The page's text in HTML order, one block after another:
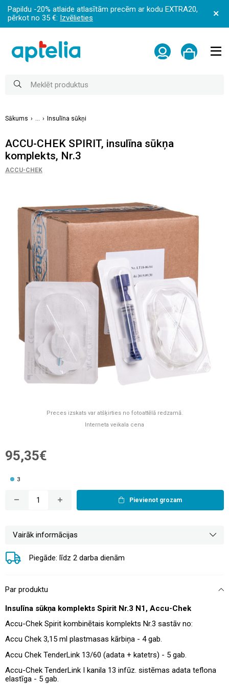
Papildu -20% atlaide atlasītām precēm ar kodu EXTRA20,
pērkot no 35 €: Izvēlieties
Sākums Insulīna sūkņi
ACCU-CHEK SPIRIT, insulīna sūkņa
komplekts, Nr.3
ACCU-CHEK
Preces izskats var atšķirties no fotoattēlā redzamā.
Interneta veikala cena
95,35€
3
Pievienot grozam
Vairāk informācijas
Piegāde: līdz 2 darba dienām
Par produktu
Insulīna sūkņa komplekts Spirit Nr.3 N1, Accu-Chek
Accu-Chek Spirit kombinētais komplekts Nr.3 sastāv no:
Accu Chek 3,15 ml plastmasas kārbiņa - 4 gab.
Accu Chek TenderLink 13/60 (adata + katetrs) - 5 gab.
Accu-Chek TenderLink I kanila 13 infūz. sistēmas adata teflona
elastīga - 5 gab.